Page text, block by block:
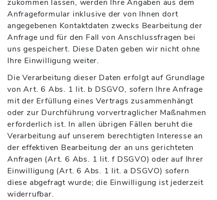
zukommen lassen, werden Ihre Angaben aus dem
Anfrageformular inklusive der von Ihnen dort
angegebenen Kontaktdaten zwecks Bearbeitung der
Anfrage und für den Fall von Anschlussfragen bei
uns gespeichert. Diese Daten geben wir nicht ohne
Ihre Einwilligung weiter.
Die Verarbeitung dieser Daten erfolgt auf Grundlage
von Art. 6 Abs. 1 lit. b DSGVO, sofern Ihre Anfrage
mit der Erfüllung eines Vertrags zusammenhängt
oder zur Durchführung vorvertraglicher Maßnahmen
erforderlich ist. In allen übrigen Fällen beruht die
Verarbeitung auf unserem berechtigten Interesse an
der effektiven Bearbeitung der an uns gerichteten
Anfragen (Art. 6 Abs. 1 lit. f DSGVO) oder auf Ihrer
Einwilligung (Art. 6 Abs. 1 lit. a DSGVO) sofern
diese abgefragt wurde; die Einwilligung ist jederzeit
widerrufbar.